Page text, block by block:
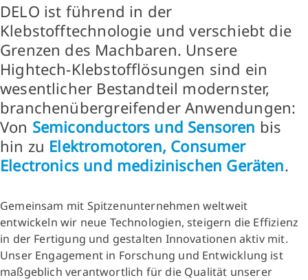
DELO ist führend in der
Klebstofftechnologie und verschiebt die
Grenzen des Machbaren. Unsere
Hightech-Klebstofflösungen sind ein
wesentlicher Bestandteil modernster,
branchenübergreifender Anwendungen:
Von Semiconductors und Sensoren bis
hin zu Elektromotoren, Consumer
Electronics und medizinischen Geräten.
Gemeinsam mit Spitzenunternehmen weltweit
entwickeln wir neue Technologien, steigern die Effizienz
in der Fertigung und gestalten Innovationen aktiv mit.
Unser Engagement in Forschung und Entwicklung ist
maßgeblich verantwortlich für die Qualität unserer